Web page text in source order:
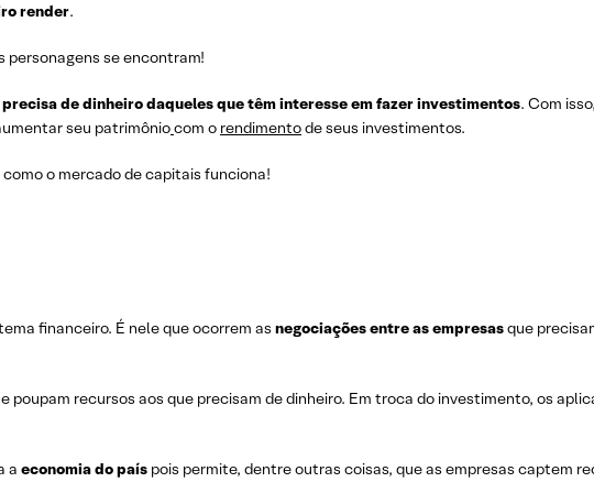
render.
personagens se encontram!
de dinheiro daqueles que têm interesse em fazer investimentos. Com
seu patrimôniocom o rendimentode seus investimentos.
o mercado de capitais funciona!
financeiro. É nele que ocorrem as negociações entre as empresasque
poupam recursos aos que precisam de dinheiro. Em troca do investimento, os
a economia do país pois permite, dentre outras coisas, que as empresas captem